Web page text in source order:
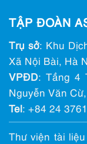
TẬP ĐOÀN
Trụ sở: Khu
Xã Nội Bài, Hà
VPĐD: Tầng 4
Nguyễn Văn
Tel: +84 24
Thư viện tài